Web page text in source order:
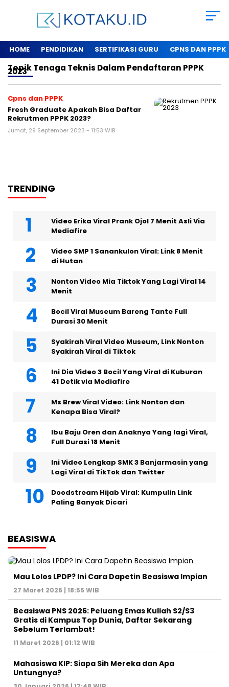
HOME PENDIDIKAN SERTIFIKASI GURU CPNS DAN PPPK
TopikTenaga Teknis Dalam Pendaftaran PPPK
2023
Cpns dan PPPK
Fresh Graduate Apakah Bisa Daftar
Rekrutmen PPPK 2023?
Jumat, 29 September 2023 - 11:53 WIB
TRENDING
Video Erika Viral Prank Ojol 7 Menit Asli Via
Mediafire
Video SMP 1 Sanankulon Viral: Link 8 Menit
di Hutan
Nonton Video Mia Tiktok Yang Lagi Viral 14
Menit
Bocil Viral Museum Bareng Tante Full
Durasi 30 Menit
Syakirah Viral Video Museum, Link Nonton
Syakirah Viral di Tiktok
Ini Dia Video 3 Bocil Yang Viral di Kuburan
41 Detik via Mediafire
Ms Brew Viral Video: Link Nonton dan
Kenapa Bisa Viral?
Ibu Baju Oren dan Anaknya Yang lagi Viral,
Full Durasi 18 Menit
Ini Video Lengkap SMK 3 Banjarmasin yang
Lagi Viral di TikTok dan Twitter
Doodstream Hijab Viral: Kumpulin Link
Paling Banyak Dicari
BEASISWA
Mau Lolos LPDP? Ini Cara Dapetin Beasiswa Impian
27 Maret 2026 | 18:55 WIB
Beasiswa PNS 2026: Peluang Emas Kuliah S2/S3
Gratis di Kampus Top Dunia, Daftar Sekarang
Sebelum Terlambat!
11 Maret 2026 | 01:12 WIB
Mahasiswa KIP: Siapa Sih Mereka dan Apa
Untungnya?